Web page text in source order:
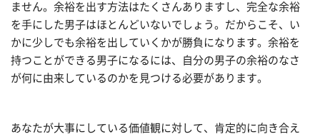
ません。余裕を出す方法はたくさんありますし、完全な余裕
を手にした男子はほとんどいないでしょう。だからこそ、い
かに少しでも余裕を出していくかが勝負になります。余裕を
持つことができる男子になるには、自分の男子の余裕のなさ
が何に由来しているのかを見つける必要があります。
あなたが大事にしている価値観に対して、肯定的に向き合え